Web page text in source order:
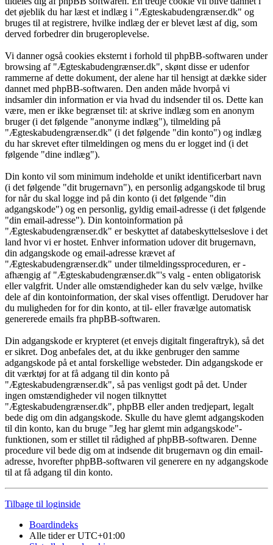
det øjeblik du har læst et indlæg i "Ægteskabudengrænser.dk" og
bruges til at registrere, hvilke indlæg der er blevet læst af dig, som
derved forbedrer din brugeroplevelse.
Vi danner også cookies eksternt i forhold til phpBB-softwaren under
browsing af "Ægteskabudengrænser.dk", skønt disse er udenfor
rammerne af dette dokument, der alene har til hensigt at dække sider
dannet med phpBB-softwaren. Den anden måde hvorpå vi
indsamler din information er via hvad du indsender til os. Dette kan
være, men er ikke begrænset til: at skrive indlæg som en anonym
bruger (i det følgende "anonyme indlæg"), tilmelding på
"Ægteskabudengrænser.dk" (i det følgende "din konto") og indlæg
du har skrevet efter tilmeldingen og mens du er logget ind (i det
følgende "dine indlæg").
Din konto vil som minimum indeholde et unikt identificerbart navn
(i det følgende "dit brugernavn"), en personlig adgangskode til brug
for når du skal logge ind på din konto (i det følgende "din
adgangskode") og en personlig, gyldig email-adresse (i det følgende
"din email-adresse"). Din kontoinformation på
"Ægteskabudengrænser.dk" er beskyttet af databeskyttelseslove i det
land hvor vi er hostet. Enhver information udover dit brugernavn,
din adgangskode og email-adresse krævet af
"Ægteskabudengrænser.dk" under tilmeldingssproceduren, er -
afhængig af "Ægteskabudengrænser.dk"'s valg - enten obligatorisk
eller valgfrit. Under alle omstændigheder kan du selv vælge, hvilke
dele af din kontoinformation, der skal vises offentligt. Derudover har
du muligheden for for din konto, at til- eller fravælge automatisk
genererede emails fra phpBB-softwaren.
Din adgangskode er krypteret (et envejs digitalt fingeraftryk), så det
er sikret. Dog anbefales det, at du ikke genbruger den samme
adgangskode på et antal forskellige websteder. Din adgangskode er
dit værktøj for at få adgang til din konto på
"Ægteskabudengrænser.dk", så pas venligst godt på det. Under
ingen omstændigheder vil nogen tilknyttet
"Ægteskabudengrænser.dk", phpBB eller anden tredjepart, legalt
bede dig om din adgangskode. Skulle du have glemt adgangskoden
til din konto, kan du bruge "Jeg har glemt min adgangskode"-
funktionen, som er stillet til rådighed af phpBB-softwaren. Denne
procedure vil bede dig om at indsende dit brugernavn og din email-
adresse, hvorefter phpBB-softwaren vil generere en ny adgangskode
til at få adgang til din konto.
Tilbage til loginside
Boardindeks
Alle tider erUTC+01:00